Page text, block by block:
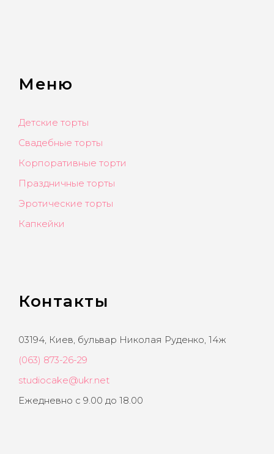
Меню
Детские торты
Свадебные торты
Корпоративные торти
Праздничные торты
Эротические торты
Капкейки
Контакты
03194, Киев, бульвар Николая Руденко, 14ж
(063) 873-26-29
studiocake@ukr.net
Ежедневно с 9.00 до 18.00